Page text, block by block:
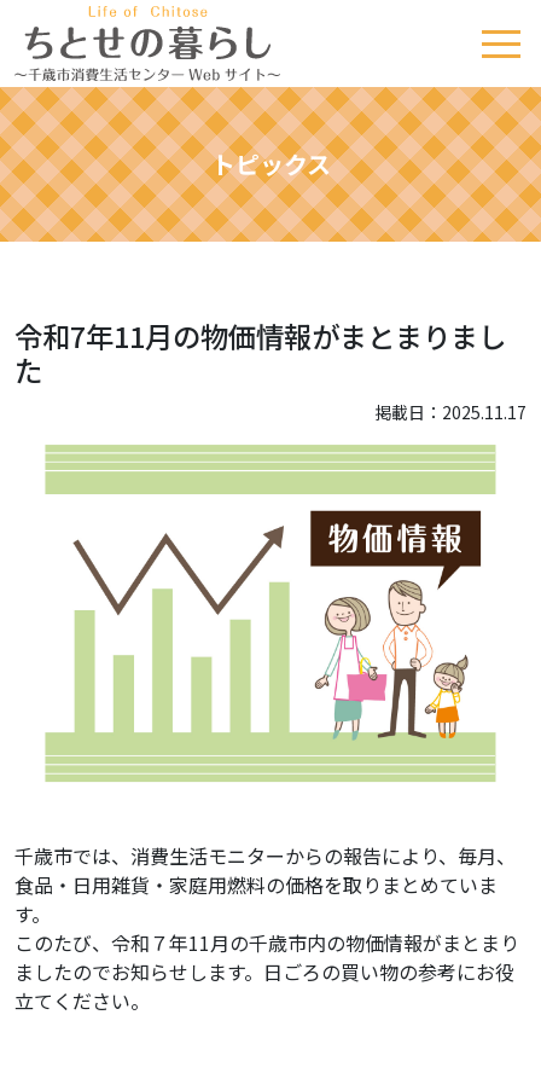
トピックス
令和7年11月の物価情報がまとまりまし
た
掲載日：2025.11.17
千歳市では、消費生活モニターからの報告により、毎月、
食品・日用雑貨・家庭用燃料の価格を取りまとめていま
す。
このたび、令和７年11月の千歳市内の物価情報がまとまり
ましたのでお知らせします。日ごろの買い物の参考にお役
立てください。